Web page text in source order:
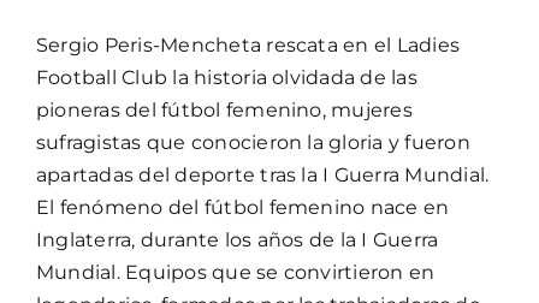
Sergio Peris-Mencheta rescata en el Ladies
Football Club la historia olvidada de las
pioneras del fútbol femenino, mujeres
sufragistas que conocieron la gloria y fueron
apartadas del deporte tras la I Guerra Mundial.
El fenómeno del fútbol femenino nace en
Inglaterra, durante los años de la I Guerra
Mundial. Equipos que se convirtieron en